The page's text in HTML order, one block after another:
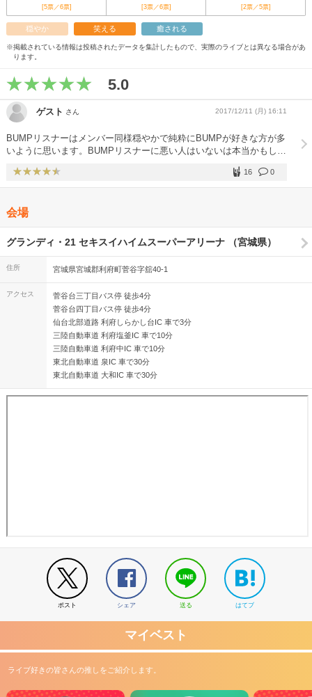
[5票／6票] [3票／6票] [2票／5票]
穏やか 笑える 癒される
※掲載されている情報は投稿されたデータを集計したもので、実際のライブとは異なる場合があ
ります。
5.0
ゲスト さん 2017/12/11 (月) 16:11
BUMPリスナーはメンバー同様穏やかで純粋にBUMPが好きな方が多
いように思います。BUMPリスナーに悪い人はいないは本当かもしれ
うな選曲もあって、新旧問わずどんなファンでも楽しめるライブだっ
たと思います。やっぱりBUMPしか。
0
16
会場
グランディ・21 セキスイハイムスーパーアリーナ （宮城県）
住所 宮城県宮城郡利府町菅谷字舘40-1
アクセス
菅谷台三丁目バス停 徒歩4分
菅谷台四丁目バス停 徒歩4分
仙台北部道路 利府しらかし台IC 車で3分
三陸自動車道 利府塩釜IC 車で10分
三陸自動車道 利府中IC 車で10分
東北自動車道 泉IC 車で30分
東北自動車道 大和IC 車で30分
ポスト シェア 送る はてブ
マイベスト
ライブ好きの皆さんの推しをご紹介します。